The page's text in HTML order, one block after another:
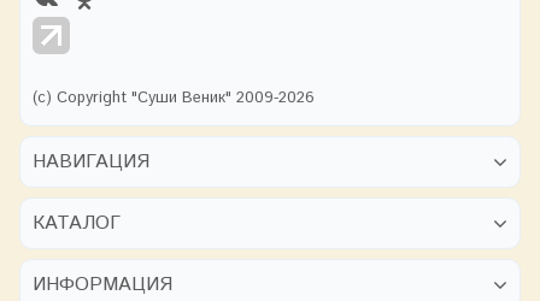
(с) Copyright "Суши Веник" 2009-2026
НАВИГАЦИЯ
КАТАЛОГ
ИНФОРМАЦИЯ